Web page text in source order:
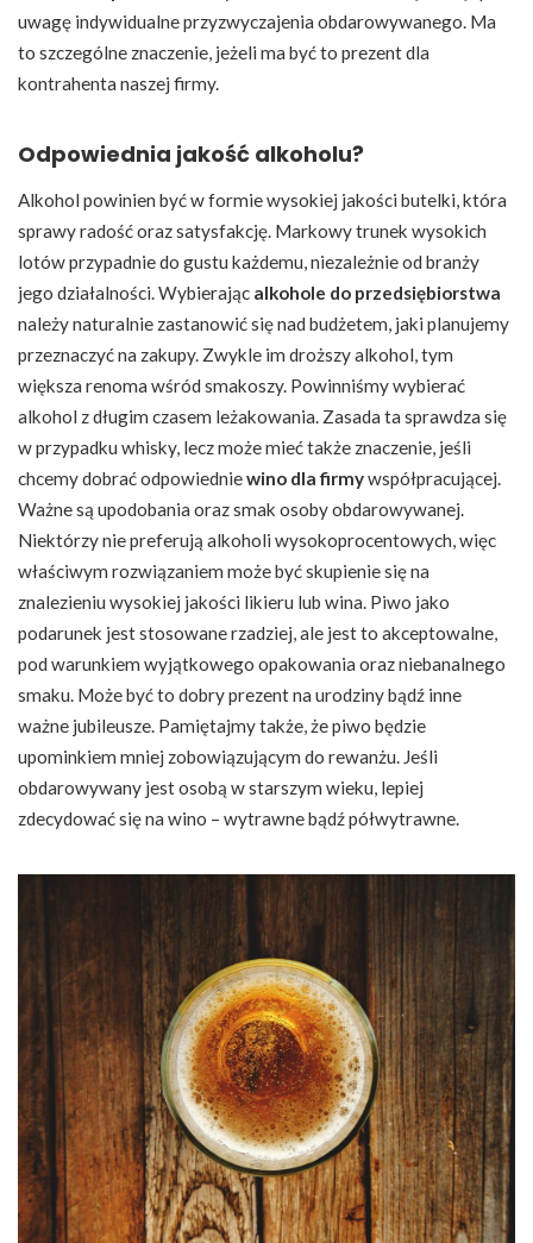
uwagę indywidualne przyzwyczajenia obdarowywanego. Ma
to szczególne znaczenie, jeżeli ma być to prezent dla
kontrahenta naszej firmy.
Odpowiednia jakość alkoholu?
Alkohol powinien być w formie wysokiej jakości butelki, która
sprawy radość oraz satysfakcję. Markowy trunek wysokich
lotów przypadnie do gustu każdemu, niezależnie od branży
jego działalności. Wybierając alkohole do przedsiębiorstwa
należy naturalnie zastanowić się nad budżetem, jaki planujemy
przeznaczyć na zakupy. Zwykle im droższy alkohol, tym
większa renoma wśród smakoszy. Powinniśmy wybierać
alkohol z długim czasem leżakowania. Zasada ta sprawdza się
w przypadku whisky, lecz może mieć także znaczenie, jeśli
chcemy dobrać odpowiedniewino dla firmywspółpracującej.
Ważne są upodobania oraz smak osoby obdarowywanej.
Niektórzy nie preferują alkoholi wysokoprocentowych, więc
właściwym rozwiązaniem może być skupienie się na
znalezieniu wysokiej jakości likieru lub wina. Piwo jako
podarunek jest stosowane rzadziej, ale jest to akceptowalne,
pod warunkiem wyjątkowego opakowania oraz niebanalnego
smaku. Może być to dobry prezent na urodziny bądź inne
ważne jubileusze. Pamiętajmy także, że piwo będzie
upominkiem mniej zobowiązującym do rewanżu. Jeśli
obdarowywany jest osobą w starszym wieku, lepiej
zdecydować się na wino – wytrawne bądź półwytrawne.